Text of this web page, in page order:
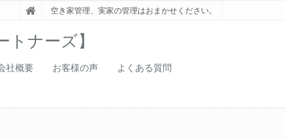
空き家管理、実家の管理はおまかせください。
ナーズ】
社概要 お客様の声 よくある質問